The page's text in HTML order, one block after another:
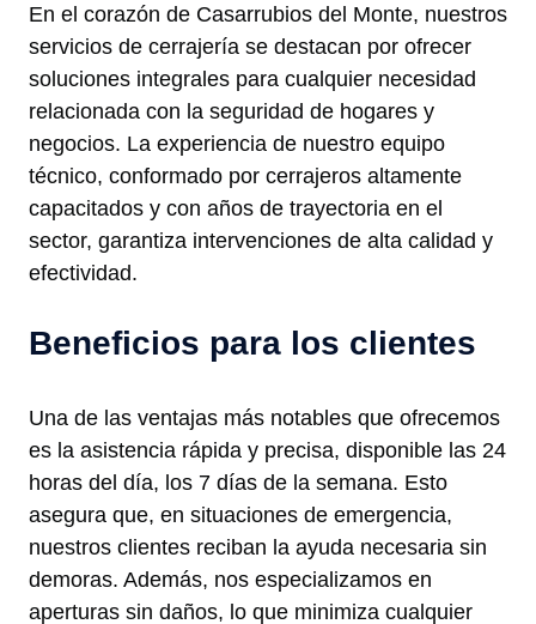
En el corazón de Casarrubios del Monte, nuestros
servicios de cerrajería se destacan por ofrecer
soluciones integrales para cualquier necesidad
relacionada con la seguridad de hogares y
negocios. La experiencia de nuestro equipo
técnico, conformado por cerrajeros altamente
capacitados y con años de trayectoria en el
sector, garantiza intervenciones de alta calidad y
efectividad.
Beneficios para los clientes
Una de las ventajas más notables que ofrecemos
es la asistencia rápida y precisa, disponible las 24
horas del día, los 7 días de la semana. Esto
asegura que, en situaciones de emergencia,
nuestros clientes reciban la ayuda necesaria sin
demoras. Además, nos especializamos en
aperturas sin daños, lo que minimiza cualquier